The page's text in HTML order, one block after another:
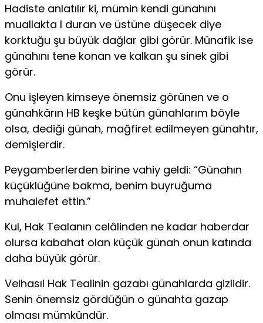
Hadiste anlatılır ki, mümin kendi günahını
muallakta I duran ve üstüne düşecek diye
korktuğu şu büyük dağlar gibi görür. Münafik ise
günahını tene konan ve kalkan şu sinek gibi
görür.
Onu işleyen kimseye önemsiz görünen ve o
günahkârın HB keşke bütün günahlarım böyle
olsa, dediği günah, mağfiret edilmeyen günahtır,
demişlerdir.
Peygamberlerden birine vahiy geldi: “Günahın
küçüklü­ğüne bakma, benim buyruğuma
muhalefet ettin.”
Kul, Hak Tealanın celâlinden ne kadar haberdar
olursa kabahat olan küçük günah onun katında
daha büyük görür.
Velhasıl Hak Tealinin gazabı günahlarda gizlidir.
Senin önemsiz gördüğün o günahta gazap
olması mümkündür.